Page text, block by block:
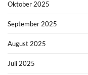
Oktober 2025
September 2025
August 2025
Juli 2025